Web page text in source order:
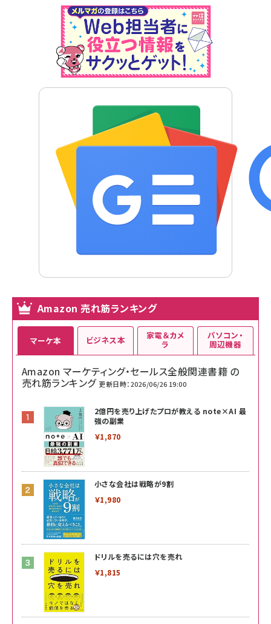
Amazon 売れ筋ランキング
マーケ本
Amazon マーケティング・セールス全般関連書籍 の
売れ筋ランキング 更新日時：2026/06/26 19:00
2億円を売り上げたプロが教える note×AI 最
強の副業
￥1,870
小さな会社は戦略が9割
￥1,980
ドリルを売るには穴を売れ
￥1,815
ビジネス本 家電＆カメ
ラ
パソコン・
周辺機器